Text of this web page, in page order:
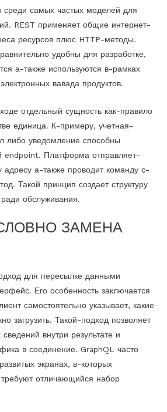
самых частых моделей для
REST применяет общие интернет-
ресурсов плюс HTTP-методы.
удобны для разработке,
а-также используются в-рамках
вавада продуктов.
отдельный сущность как-правило
единица. К-примеру, учетная-
либо уведомление способны
endpoint. Платформа отправляет-
адресу а-также проводит команду с-
Такой принцип создает структуру
обслуживания.
СЛОВНО ЗАМЕНА
для пересылке данными
Его особенность заключается
самостоятельно указывает, какие
загрузить. Такой-подход позволяет
внутри результате и
в соединение. GraphQL часто
экранах, в-которых
отличающийся набор